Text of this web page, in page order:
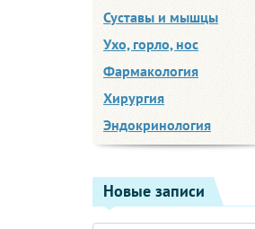
Суставы и мышцы
Ухо, горло, нос
Фармакология
Хирургия
Эндокринология
Новые записи